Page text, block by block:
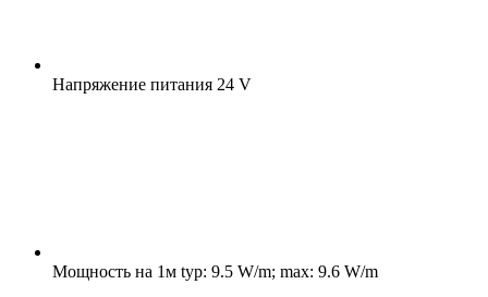
Напряжение питания 24 V
Мощность на 1м typ: 9.5 W/m; max: 9.6 W/m